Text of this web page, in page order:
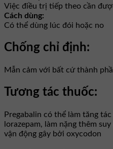
Việc điều trị tiếp theo cần
Cách dùng:
Có thể dùng lúc đói hoặc no
Chống chỉ định:
Mẫn cảm với bất cứ thành
Tương tác thuốc:
Pregabalin có thể làm tăng
lorazepam, làm nặng thêm
vận động gây bởi oxycodon